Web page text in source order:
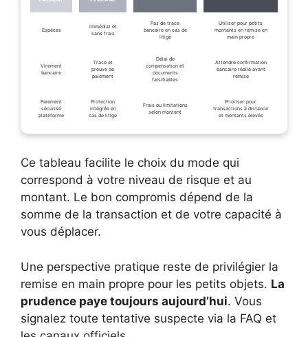
Espèces
Immédiat et
sans frais
Pas de trace
bancaire en cas de
litige
Utiliser pour petits
montants en remise en
main propre
Virement
bancaire
Trace et
preuve de
paiement
Délai de
compensation et
documents
falsifiables
Attendre confirmation
bancaire réelle avant
remise
Paiement
sécurisé
plateforme
Protection
intégrée en
cas de litige
Frais ou limitations
selon montant
Prioriser pour
transactions à distance
et montants élevés
Ce tableau facilite le choix du mode qui
correspond à votre niveau de risque et au
montant. Le bon compromis dépend de la
somme de la transaction et de votre capacité à
vous déplacer.
Une perspective pratique reste de privilégier la
remise en main propre pour les petits objets. La
prudence paye toujours aujourd’hui. Vous
signalez toute tentative suspecte via la FAQ et